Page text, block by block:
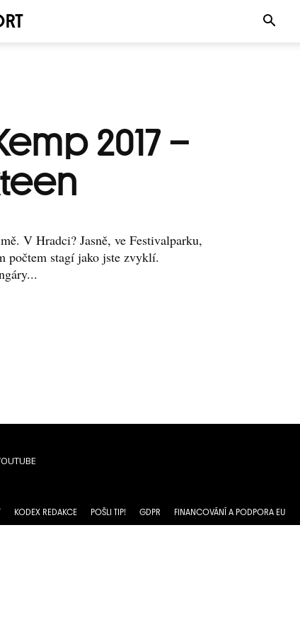
2017 –
V Hradci? Jasně, ve Festivalparku,
počtem stagí jako jste zvyklí.
KODEX REDAKCE POŠLI TIP! GDPR FINANCOVÁNÍ A PODPORA EU